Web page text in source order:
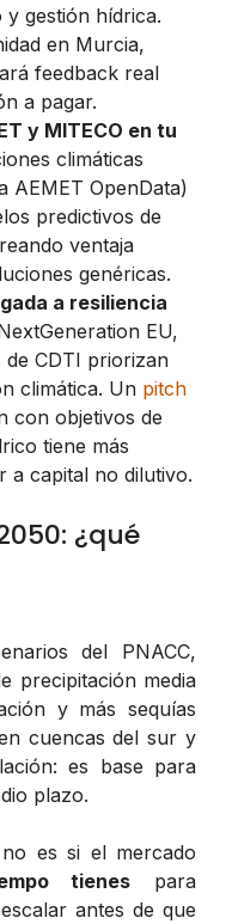
y gestión hídrica.
en Murcia,
feedback real
a pagar.
y MITECO en tu
climáticas
AEMET OpenData)
predictivos de
ventaja
genéricas.
a resiliencia
EU,
de CDTI priorizan
climática. Un pitch
con objetivos de
tiene más
a capital no dilutivo.
¿qué
del PNACC,
precipitación media
y más sequías
cuencas del sur y
es base para
plazo.
es si el mercado
tienes para
antes de que